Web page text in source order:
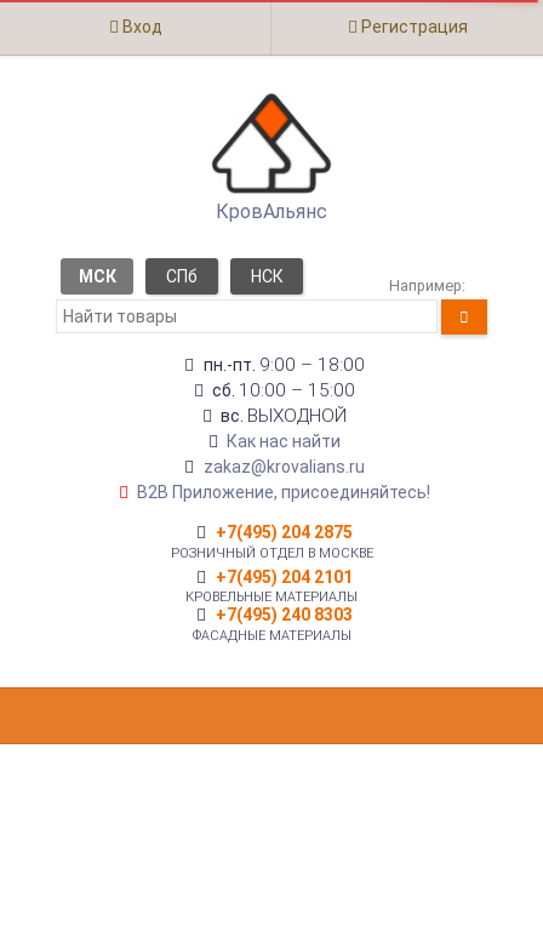
Вход Регистрация
КровАльянс
МСК СПб НСК Например:
пн.-пт. 9:00 – 18:00
сб. 10:00 – 15:00
вс. ВЫХОДНОЙ
Как нас найти
zakaz@krovalians.ru
B2B Приложение, присоединяйтесь!
+7(495) 204 2875
РОЗНИЧНЫЙ ОТДЕЛ В МОСКВЕ
+7(495) 204 2101
КРОВЕЛЬНЫЕ МАТЕРИАЛЫ
+7(495) 240 8303
ФАСАДНЫЕ МАТЕРИАЛЫ